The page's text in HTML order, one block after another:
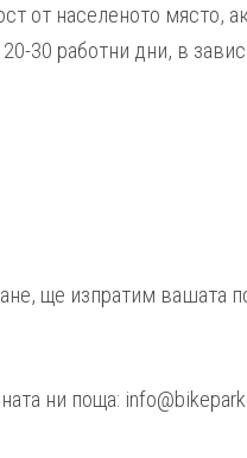
от населеното място,
30 работни дни, в
ще изпратим вашата
ни поща: